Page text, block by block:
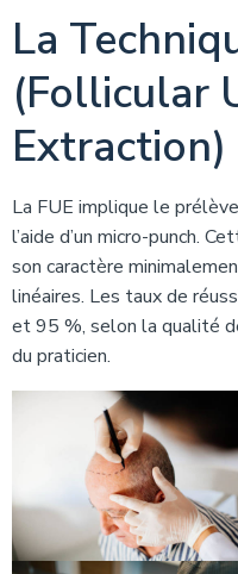
La
(Follicular
Extraction)
La FUE implique le
l’aide d’un micro-punch.
son caractère
linéaires. Les taux de
et 95 %, selon la qualité
du praticien.